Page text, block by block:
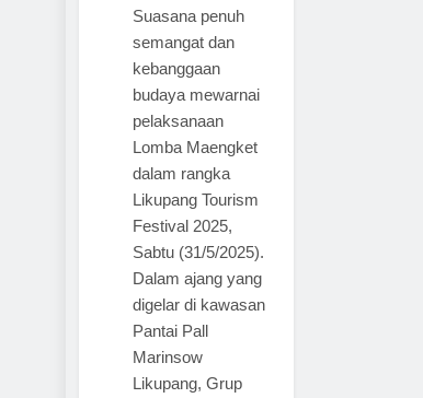
Suasana penuh
semangat dan
kebanggaan
budaya mewarnai
pelaksanaan
Lomba Maengket
dalam rangka
Likupang Tourism
Festival 2025,
Sabtu (31/5/2025).
Dalam ajang yang
digelar di kawasan
Pantai Pall
Marinsow
Likupang, Grup